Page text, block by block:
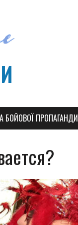
БОЙОВОЇ ПРОПАГАНДИ